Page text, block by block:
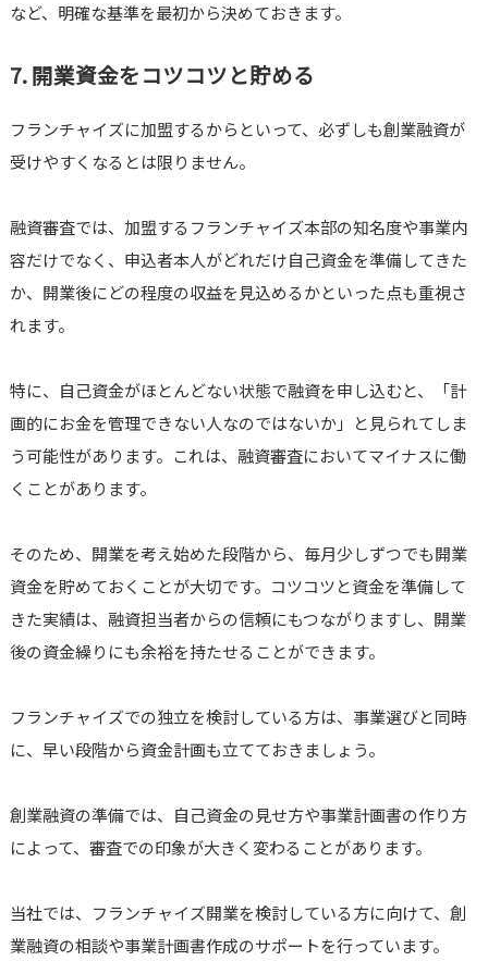
など、明確な基準を最初から決めておきます。
7. 開業資金をコツコツと貯める
フランチャイズに加盟するからといって、必ずしも創業融資が
受けやすくなるとは限りません。
融資審査では、加盟するフランチャイズ本部の知名度や事業内
容だけでなく、申込者本人がどれだけ自己資金を準備してきた
か、開業後にどの程度の収益を見込めるかといった点も重視さ
れます。
特に、自己資金がほとんどない状態で融資を申し込むと、「計
画的にお金を管理できない人なのではないか」と見られてしま
う可能性があります。これは、融資審査においてマイナスに働
くことがあります。
そのため、開業を考え始めた段階から、毎月少しずつでも開業
資金を貯めておくことが大切です。コツコツと資金を準備して
きた実績は、融資担当者からの信頼にもつながりますし、開業
後の資金繰りにも余裕を持たせることができます。
フランチャイズでの独立を検討している方は、事業選びと同時
に、早い段階から資金計画も立てておきましょう。
創業融資の準備では、自己資金の見せ方や事業計画書の作り方
によって、審査での印象が大きく変わることがあります。
当社では、フランチャイズ開業を検討している方に向けて、創
業融資の相談や事業計画書作成のサポートを行っています。